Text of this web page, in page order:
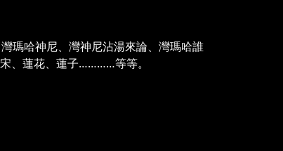
瑪哈神尼、灣神尼沾湯來論、灣瑪哈誰
、蓮花、蓮子…………等等。